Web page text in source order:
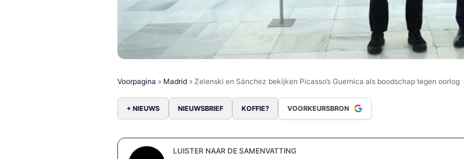
Voorpagina » Madrid » Zelenski en Sánchez bekijken Picasso’s Guernica als boodschap tegen oorlog
+ NIEUWS NIEUWSBRIEF KOFFIE? VOORKEURSBRON
LUISTER NAAR DE SAMENVATTING